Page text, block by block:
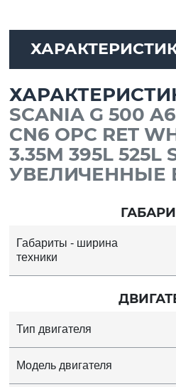
SCANIA G 500
CN6 OPC RET
3.35M 395L 525L
УВЕЛИЧЕННЫЕ
Габариты - ширина
техники
Тип двигателя
Модель двигателя